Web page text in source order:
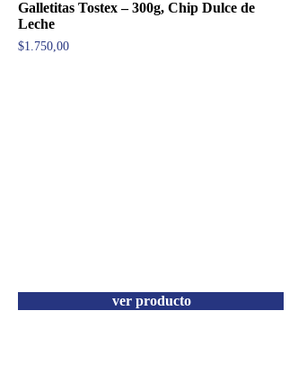
Galletitas Tostex – 300g, Chip Dulce de
Leche
$1.750,00
ver producto